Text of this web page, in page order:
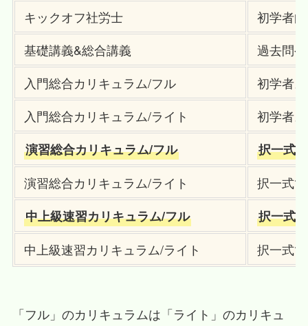
キックオフ社労士
初学者
基礎講義&総合講義
過去問
入門総合カリキュラム/フル
初学者
入門総合カリキュラム/ライト
初学者
演習総合カリキュラム/フル
択一式
演習総合カリキュラム/ライト
択一式
中上級速習カリキュラム/フル
択一式
中上級速習カリキュラム/ライト
択一式
「フル」のカリキュラムは「ライト」のカリキュ